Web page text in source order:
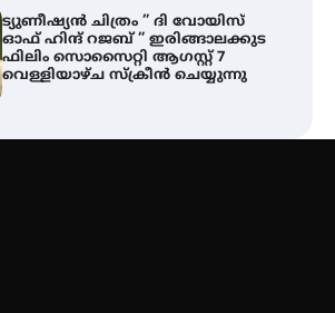
ട്യുണീഷ്യൻ ചിത്രം ” ദി വോയിസ്
ഓഫ് ഹിന്ദ് റജബ് ” ഇരിങ്ങാലക്കുട
ഫിലിം സൊസൈറ്റി ആഗസ്റ്റ് 7
വെള്ളിയാഴ്ച സ്‌ക്രീൻ ചെയ്യുന്നു